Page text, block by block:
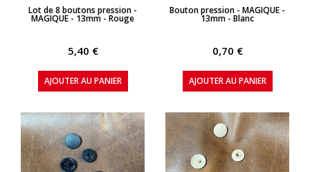
APERÇU RAPIDE
Lot de 8 boutons pression -
MAGIQUE - 13mm - Rouge
5,40 €
AJOUTER AU PANIER
APERÇU RAPIDE
Bouton pression - MAGIQUE -
13mm - Blanc
0,70 €
AJOUTER AU PANIER